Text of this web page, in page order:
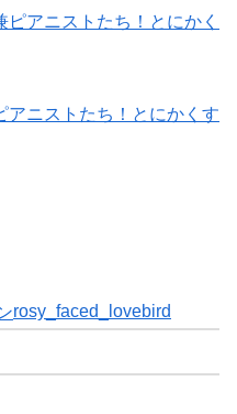
アニストたち！とにかくす
rosy_faced_lovebird